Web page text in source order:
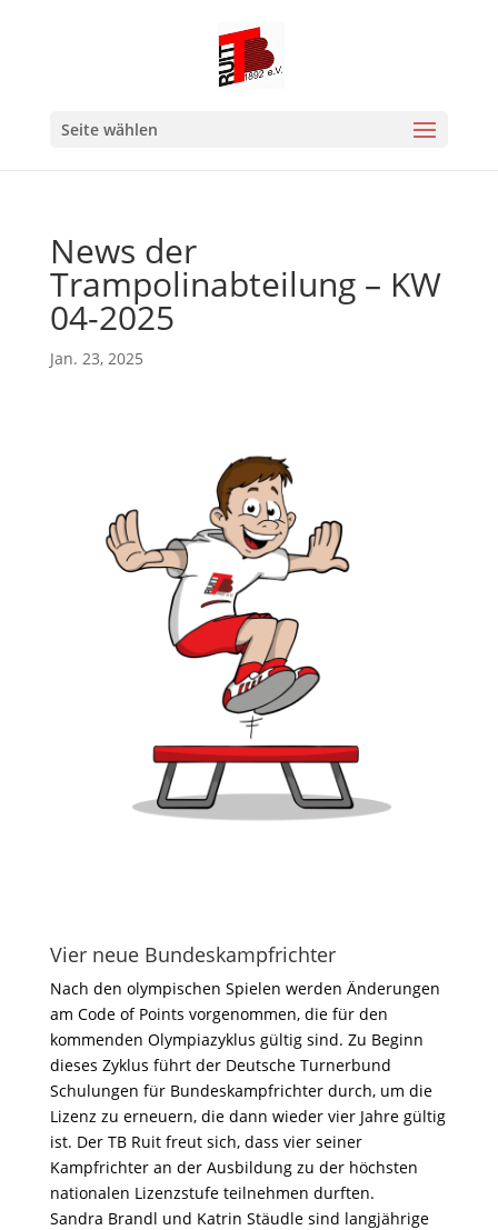
Seite wählen
News der
Trampolinabteilung – KW
04-2025
Jan. 23, 2025
Vier neue Bundeskampfrichter
Nach den olympischen Spielen werden Änderungen
am Code of Points vorgenommen, die für den
kommenden Olympiazyklus gültig sind. Zu Beginn
dieses Zyklus führt der Deutsche Turnerbund
Schulungen für Bundeskampfrichter durch, um die
Lizenz zu erneuern, die dann wieder vier Jahre gültig
ist. Der TB Ruit freut sich, dass vier seiner
Kampfrichter an der Ausbildung zu der höchsten
nationalen Lizenzstufe teilnehmen durften.
Sandra Brandl und Katrin Stäudle sind langjährige